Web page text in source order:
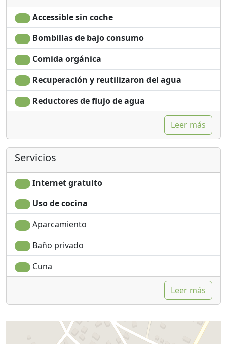
Accessible sin coche
Bombillas de bajo consumo
Comida orgánica
Recuperación y reutilizaron del agua
Reductores de flujo de agua
Leer más
Servicios
Internet gratuito
Uso de cocina
Aparcamiento
Baño privado
Cuna
Leer más